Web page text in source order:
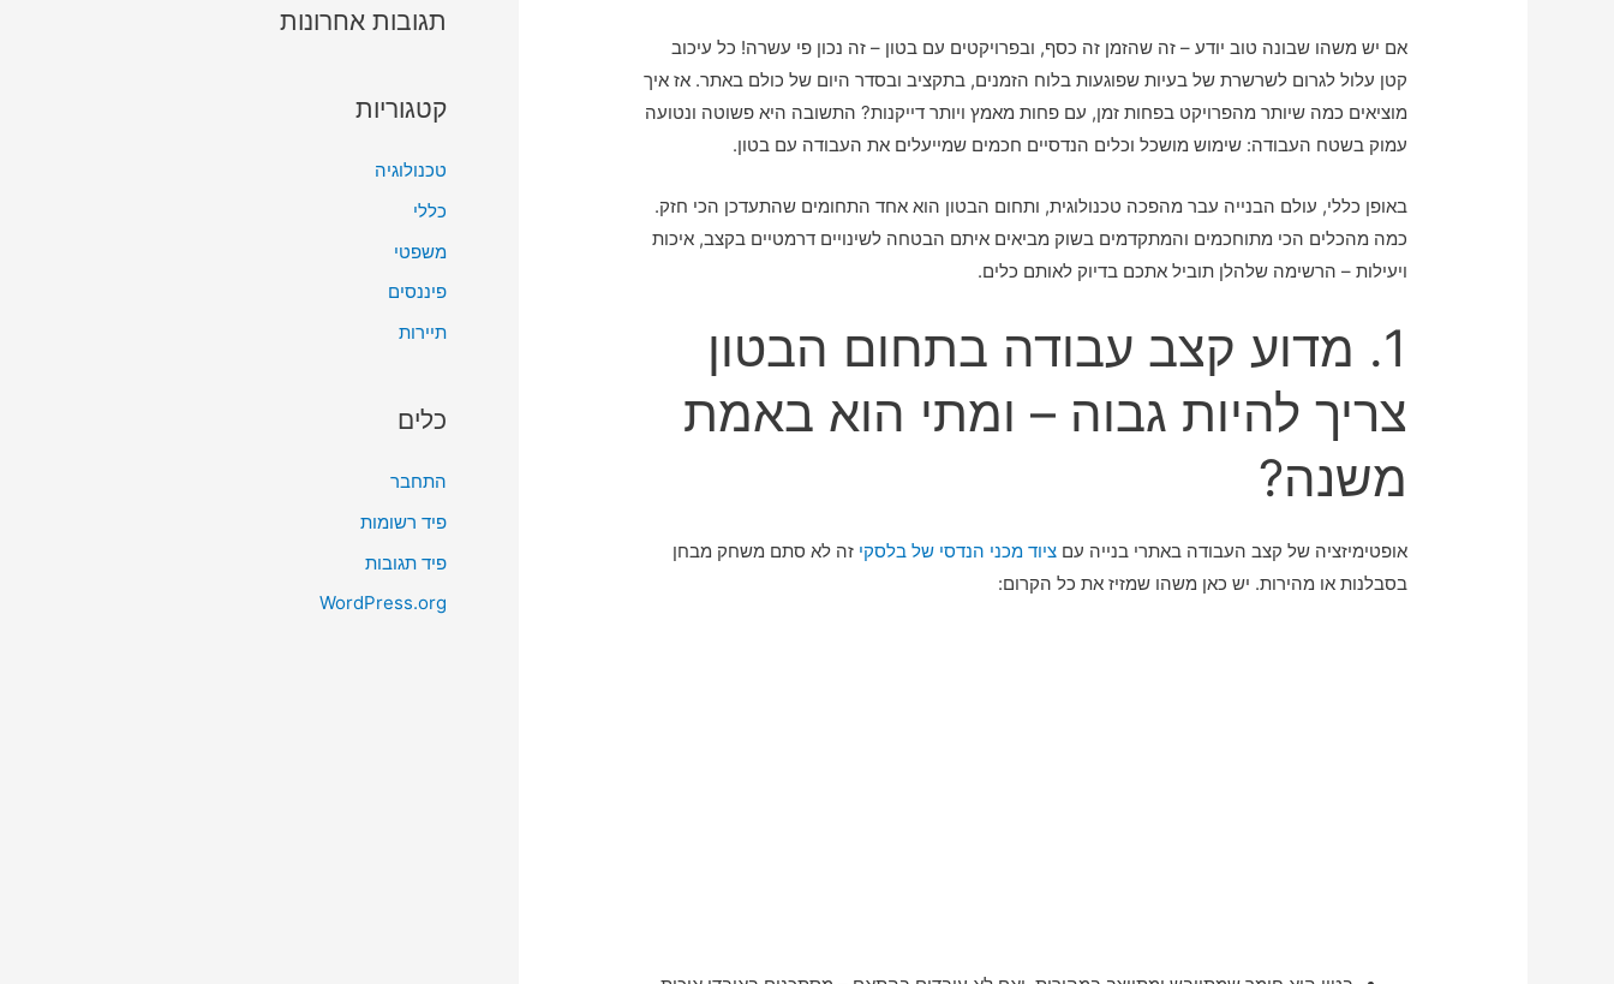
אם יש משהו שבונה טוב יודע – זה שהזמן זה כסף, ובפרויקטים עם בטון – זה נכון פי עשרה! כל עיכוב
קטן עלול לגרום לשרשרת של בעיות שפוגעות בלוח הזמנים, בתקציב ובסדר היום של כולם באתר. אז איך
מוציאים כמה שיותר מהפרויקט בפחות זמן, עם פחות מאמץ ויותר דייקנות? התשובה היא פשוטה ונטועה
עמוק בשטח העבודה: שימוש מושכל וכלים הנדסיים חכמים שמייעלים את העבודה עם בטון.
באופן כללי, עולם הבנייה עבר מהפכה טכנולוגית, ותחום הבטון הוא אחד התחומים שהתעדכן הכי חזק.
כמה מהכלים הכי מתוחכמים והמתקדמים בשוק מביאים איתם הבטחה לשינויים דרמטיים בקצב, איכות
ויעילות – הרשימה שלהלן תוביל אתכם בדיוק לאותם כלים.
1. מדוע קצב עבודה בתחום הבטון
צריך להיות גבוה – ומתי הוא באמת
משנה?
אופטימיזציה של קצב העבודה באתרי בנייה עםציוד מכני הנדסי של בלסקי זה לא סתם משחק מבחן
בסבלנות או מהירות. יש כאן משהו שמזיז את כל הקרום:
תגובות אחרונות
קטגוריות
טכנולוגיה
כללי
משפטי
פיננסים
תיירות
כלים
התחבר
פיד רשומות
פיד תגובות
WordPress.org